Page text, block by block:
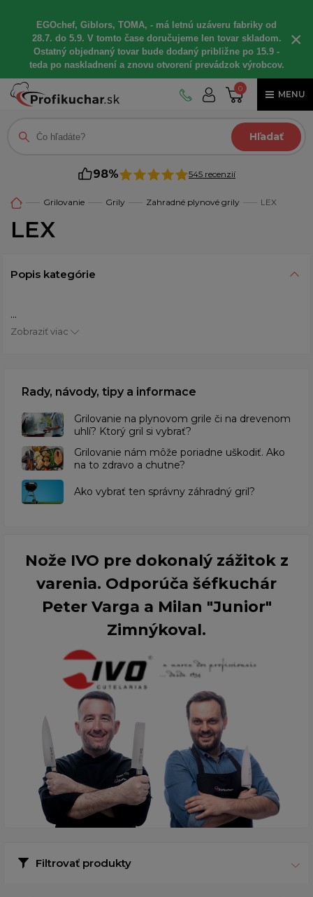
EGOchef, Giblors, TOMA, - má letnú uzáveru fabriky od
28.7. do 5.9. V tomto čase doručujeme len tovar skladom.
Ostatný objednaný tovar bude dodaný približne po 15.9 -
teda po naskladnení a znovu otvorení prevádzok výrobcov.
×
0
MENU
Hľadať
98% 545 recenzií
Grilovanie Grily Zahradné plynové grily LEX
LEX
Popis kategórie
...
Zobraziť viac
Rady, návody, tipy a informace
Grilovanie na plynovom grile či na drevenom
uhlí? Ktorý gril si vybrať?
Grilovanie nám môže poriadne uškodiť. Ako
na to zdravo a chutne?
Ako vybrať ten správny záhradný gril?
Nože IVO pre dokonalý zážitok z
varenia. Odporúča šéfkuchár
Peter Varga a Milan "Junior"
Zimnýkoval.
Filtrovať produkty